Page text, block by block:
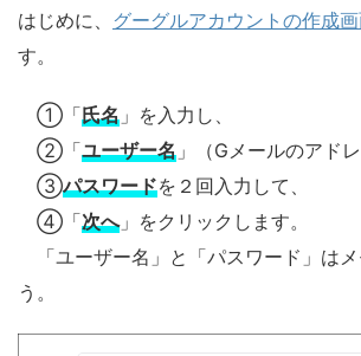
はじめに、 グーグルアカウントの作成
す。
①「氏名 」を入力し、
②「ユーザー名 」（Gメールのアド
③パスワードを２回入力して、
④「次へ」をクリックします。
「ユーザー名」と「パスワード」はメ
う。